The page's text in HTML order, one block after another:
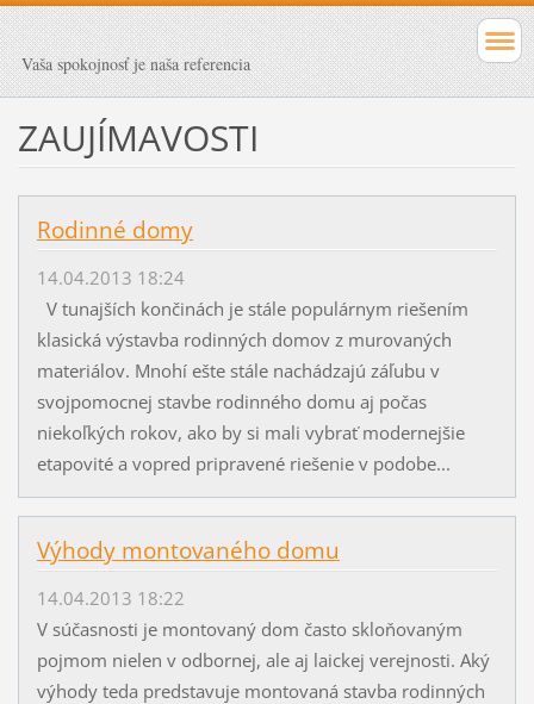
Vaša spokojnosť je naša referencia
ZAUJÍMAVOSTI
Rodinné domy
14.04.2013 18:24
V tunajších končinách je stále populárnym riešením
klasická výstavba rodinných domov z murovaných
materiálov. Mnohí ešte stále nachádzajú záľubu v
svojpomocnej stavbe rodinného domu aj počas
niekoľkých rokov, ako by si mali vybrať modernejšie
etapovité a vopred pripravené riešenie v podobe...
Výhody montovaného domu
14.04.2013 18:22
V súčasnosti je montovaný dom často skloňovaným
pojmom nielen v odbornej, ale aj laickej verejnosti. Aký
výhody teda predstavuje montovaná stavba rodinných